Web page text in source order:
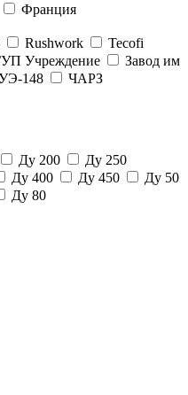
Франция
Rushwork
Tecofi
Учреждение
Завод им
148
ЧАРЗ
Ду 200
Ду 250
Ду 400 Ду 450
Ду 50
Ду 80